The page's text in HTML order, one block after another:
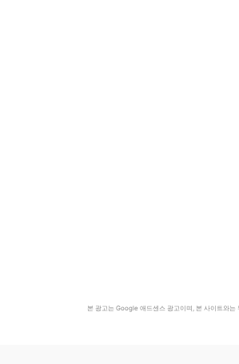
본 광고는 Google 애드센스 광고이며, 본 사이트와는